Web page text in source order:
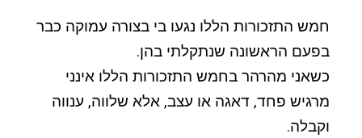
חמש התזכורות הללו נגעו בי בצורה עמוקה כבר
בפעם הראשונה שנתקלתי בהן.
כשאני מהרהר בחמש התזכורות הללו אינני
מרגיש פחד, דאגה או עצב, אלא שלווה, ענווה
וקבלה.